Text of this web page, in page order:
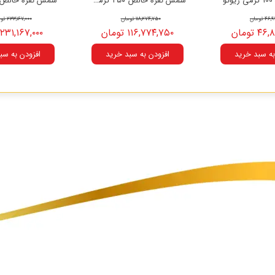
۲۳۳,۱۶۷,۰۰۰ تومان
۲۳۱,۱۶۷,۰۰۰ تومان
افزودن به
۱۱۸,۲۷۴,۷۵۰ تومان
۱۱۶,۷۷۴,۷۵۰ تومان
افزودن به سبد خرید
تومان
سبد خرید